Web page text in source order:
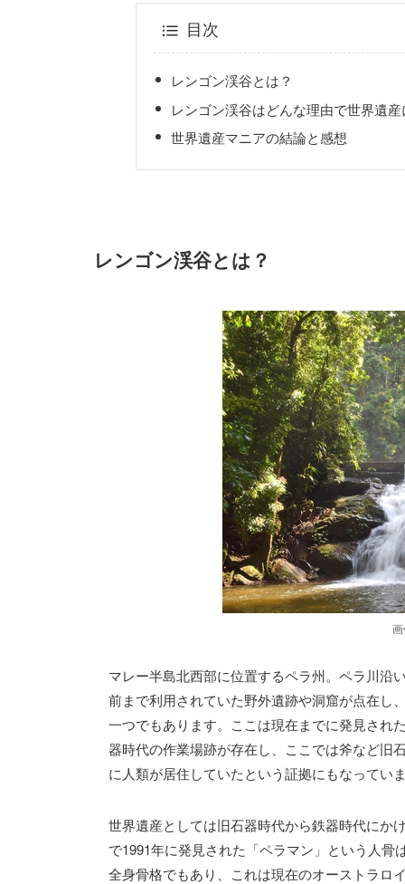
目次
レンゴン渓谷とは？
レンゴン渓谷はどんな理由で世界遺
世界遺産マニアの結論と感想
レンゴン渓谷とは？
マレー半島北西部に位置するペラ州。ペラ川沿
前まで利用されていた野外遺跡や洞窟が点在し
一つでもあります。ここは現在までに発見され
器時代の作業場跡が存在し、ここでは斧など旧
に人類が居住していたという証拠にもなっていま
世界遺産としては旧石器時代から鉄器時代にか
で1991年に発見された「ペラマン」という人
全身骨格でもあり、これは現在のオーストラロ